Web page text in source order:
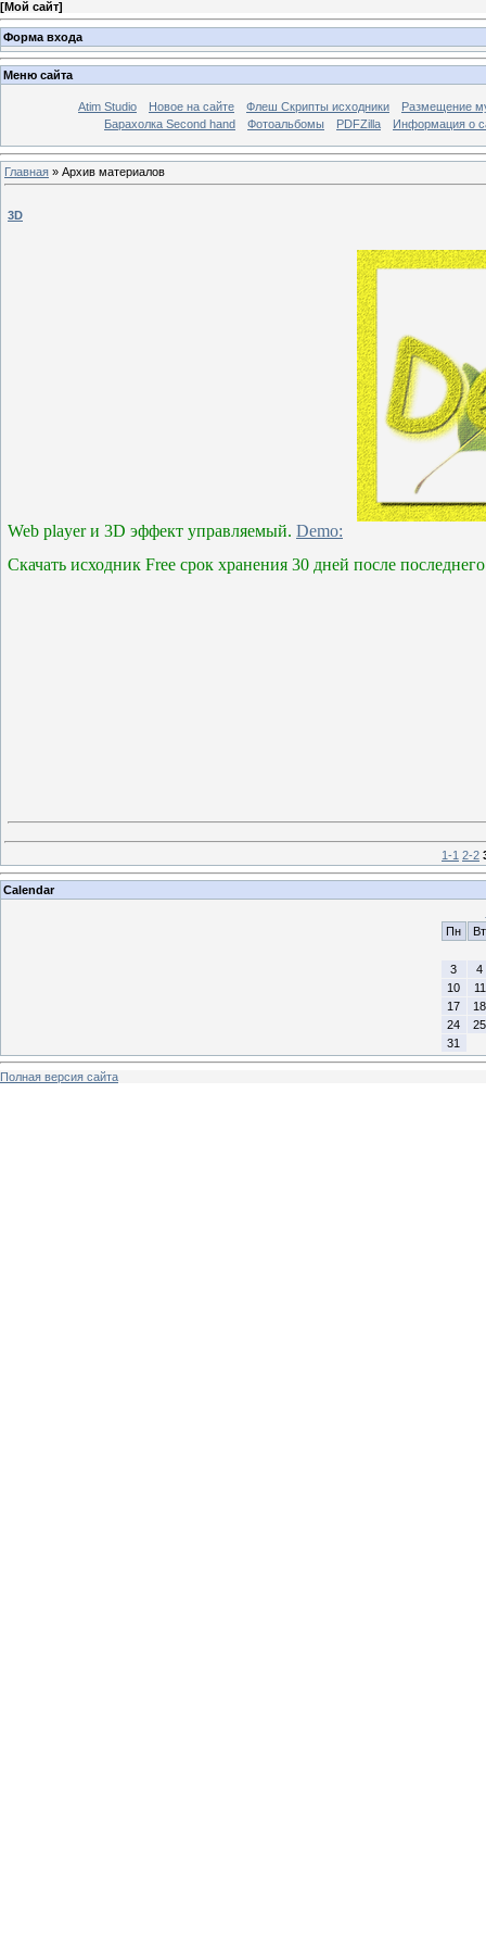
[Мой сайт]
Форма входа
Меню сайта
Atim Studio Новое на сайте Флеш Скрипты исходники
Размещение
Барахолка Second hand
Фотоальбомы PDFZilla Информация о
Главная » Архив материалов
3D
Web player и 3D эффект управляемый. Demo:
Скачать исходник Free срок хранения 30 дней после
1-1 2-2
Calendar
Пн
Вт
3
4
10
11
17
18
24
25
31
Полная версия сайта